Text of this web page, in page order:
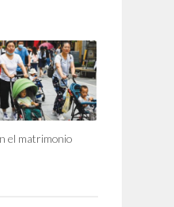
el matrimonio